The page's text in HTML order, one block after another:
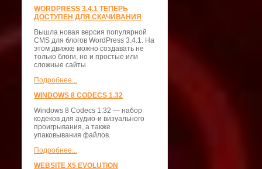
WORDPRESS 3.4.1 ТЕПЕРЬ
ДОСТУПЕН ДЛЯ СКАЧИВАНИЯ
Вышла новая версия популярной
CMS для блогов WordPress 3.4.1. На
этом движке можно создавать не
только блоги, но и простые или
сложные сайты.
Подробнее...
WINDOWS 8 CODECS 1.32
Windows 8 Codecs 1.32 — набор
кодеков для аудио-и визуального
проигрывания, а также
упаковывания файлов.
Подробнее...
WEBSITE X5 EVOLUTION